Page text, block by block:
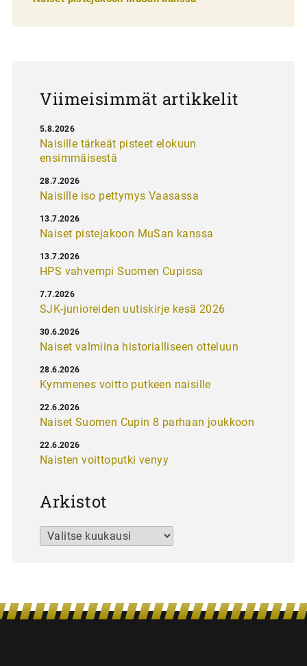
Viimeisimmät artikkelit
Naisille tärkeät pisteet elokuun
ensimmäisestä
5.8.2026
Naisille iso pettymys Vaasassa
28.7.2026
Naiset pistejakoon MuSan kanssa
13.7.2026
HPS vahvempi Suomen Cupissa
13.7.2026
SJK-junioreiden uutiskirje kesä 2026
7.7.2026
Naiset valmiina historialliseen otteluun
30.6.2026
Kymmenes voitto putkeen naisille
28.6.2026
Naiset Suomen Cupin 8 parhaan joukkoon
22.6.2026
Naisten voittoputki venyy
22.6.2026
Arkistot
Arkistot